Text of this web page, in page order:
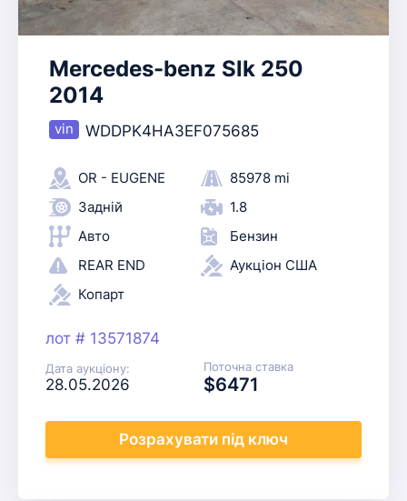
Mercedes-benz Slk 250
2014
WDDPK4HA3EF075685
OR - EUGENE
85978 mi
Задній
1.8
Авто
Бензин
REAR END
Аукціон США
Копарт
лот # 13571874
Дата аукціону:
28.05.2026
Поточна ставка
$6471
Розрахувати під ключ